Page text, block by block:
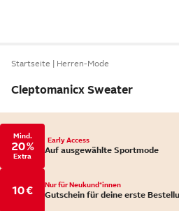
Startseite Herren-Mode
Cleptomanicx Sweater
Mind.
20 %
Extra
Early Access
Auf ausgewählte Sportmode
10 € Nur für Neukund*innen
Gutschein für deine erste